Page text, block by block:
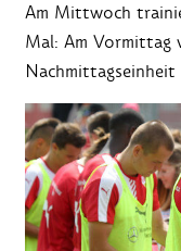
Am Mittwoch
Mal: Am Vormittag